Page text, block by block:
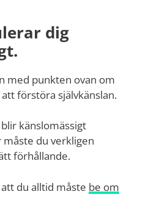
dig
med punkten ovan om
förstöra självkänslan.
känslomässigt
du verkligen
förhållande.
du alltid måste be om